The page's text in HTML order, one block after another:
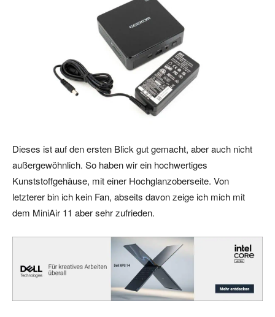
Dieses ist auf den ersten Blick gut gemacht, aber auch nicht
außergewöhnlich. So haben wir ein hochwertiges
Kunststoffgehäuse, mit einer Hochglanzoberseite. Von
letzterer bin ich kein Fan, abseits davon zeige ich mich mit
dem MiniAir 11 aber sehr zufrieden.